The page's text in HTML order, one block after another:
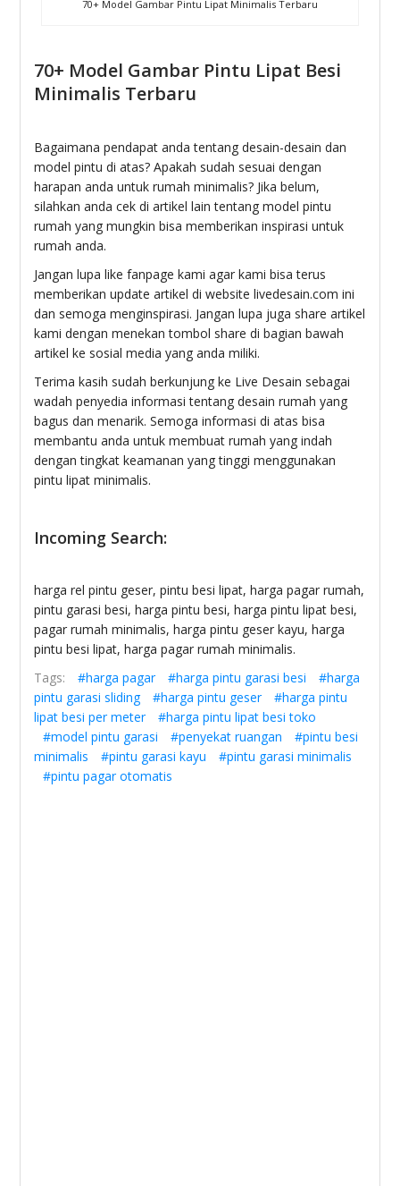
70+ Model Gambar Pintu Lipat Minimalis Terbaru
70+ Model Gambar Pintu Lipat Besi
Minimalis Terbaru
Bagaimana pendapat anda tentang desain-desain dan
model pintu di atas? Apakah sudah sesuai dengan
harapan anda untuk rumah minimalis? Jika belum,
silahkan anda cek di artikel lain tentang model pintu
rumah yang mungkin bisa memberikan inspirasi untuk
rumah anda.
Jangan lupa like fanpage kami agar kami bisa terus
memberikan update artikel di website livedesain.com ini
dan semoga menginspirasi. Jangan lupa juga share artikel
kami dengan menekan tombol share di bagian bawah
artikel ke sosial media yang anda miliki.
Terima kasih sudah berkunjung ke Live Desain sebagai
wadah penyedia informasi tentang desain rumah yang
bagus dan menarik. Semoga informasi di atas bisa
membantu anda untuk membuat rumah yang indah
dengan tingkat keamanan yang tinggi menggunakan
pintu lipat minimalis.
Incoming Search:
harga rel pintu geser, pintu besi lipat, harga pagar rumah,
pintu garasi besi, harga pintu besi, harga pintu lipat besi,
pagar rumah minimalis, harga pintu geser kayu, harga
pintu besi lipat, harga pagar rumah minimalis.
Tags:
#harga pagar #harga pintu garasi besi
#harga
pintu garasi sliding
#harga pintu geser
#harga pintu
lipat besi per meter
#harga pintu lipat besi toko
#model pintu garasi
#penyekat ruangan
#pintu besi
minimalis
#pintu garasi kayu
#pintu garasi minimalis
#pintu pagar otomatis